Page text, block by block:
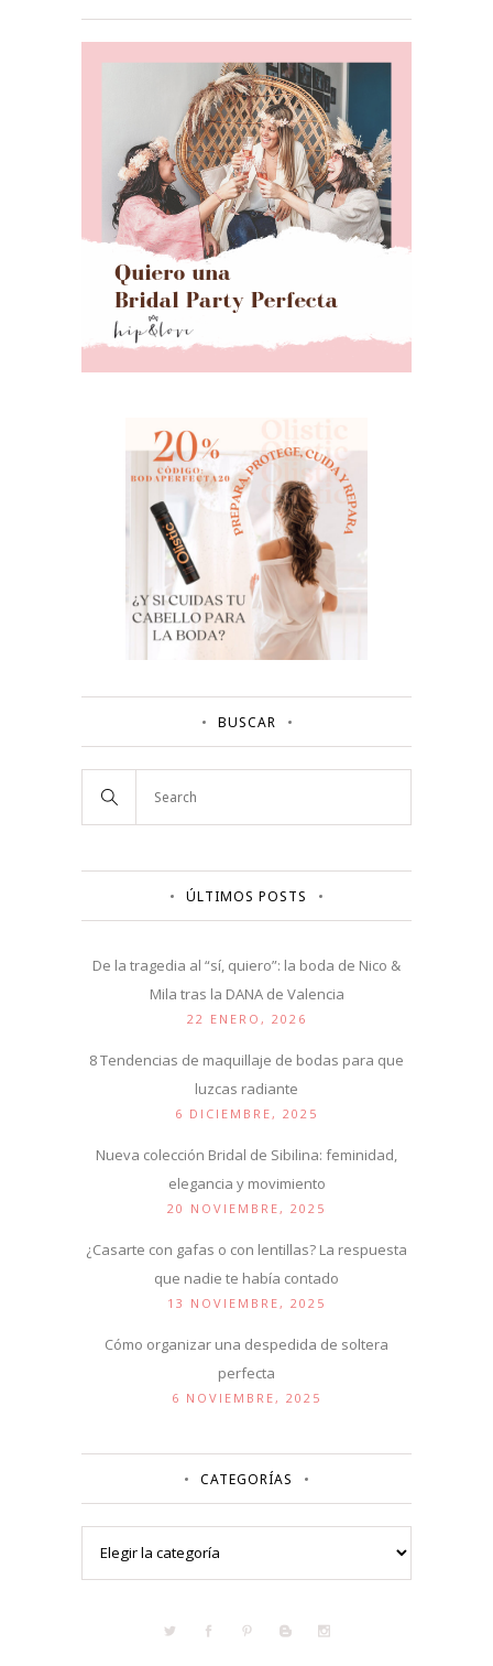
BUSCAR
ÚLTIMOS POSTS
De la tragedia al “sí, quiero”: la boda de Nico &
Mila tras la DANA de Valencia
22 ENERO, 2026
8 Tendencias de maquillaje de bodas para que
luzcas radiante
6 DICIEMBRE, 2025
Nueva colección Bridal de Sibilina: feminidad,
elegancia y movimiento
20 NOVIEMBRE, 2025
¿Casarte con gafas o con lentillas? La respuesta
que nadie te había contado
13 NOVIEMBRE, 2025
Cómo organizar una despedida de soltera
perfecta
6 NOVIEMBRE, 2025
CATEGORÍAS